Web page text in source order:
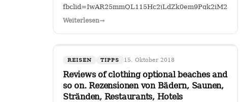
FGSV , ein (noch?) gemeinnütziger Verein mit
Weiterlesen→
REISEN TIPPS 15. Oktober 2018
Reviews of clothing optional beaches and
so on. Rezensionen von Bädern, Saunen,
Stränden, Restaurants, Hotels